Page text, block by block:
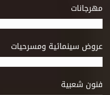
مهرجانات
عروض سينمائية ومسرحيات
فنون شعبية